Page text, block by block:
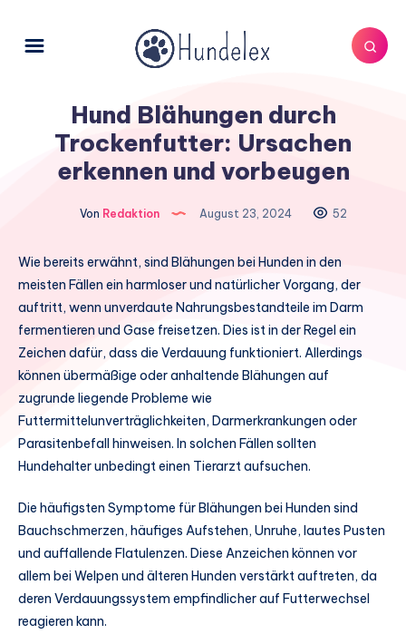
Hund Blähungen durch
Trockenfutter: Ursachen
erkennen und vorbeugen
Von Redaktion August 23, 2024 52
Wie bereits erwähnt, sind Blähungen bei Hunden in den
meisten Fällen ein harmloser und natürlicher Vorgang, der
auftritt, wenn unverdaute Nahrungsbestandteile im Darm
fermentieren und Gase freisetzen. Dies ist in der Regel ein
Zeichen dafür, dass die Verdauung funktioniert. Allerdings
können übermäßige oder anhaltende Blähungen auf
zugrunde liegende Probleme wie
Futtermittelunverträglichkeiten, Darmerkrankungen oder
Parasitenbefall hinweisen. In solchen Fällen sollten
Hundehalter unbedingt einen Tierarzt aufsuchen.
Die häufigsten Symptome für Blähungen bei Hunden sind
Bauchschmerzen, häufiges Aufstehen, Unruhe, lautes Pusten
und auffallende Flatulenzen. Diese Anzeichen können vor
allem bei Welpen und älteren Hunden verstärkt auftreten, da
deren Verdauungssystem empfindlicher auf Futterwechsel
reagieren kann.